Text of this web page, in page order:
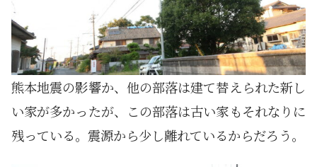
熊本地震の影響か、他の部落は建て替えられた新し
い家が多かったが、この部落は古い家もそれなりに
残っている。震源から少し離れているからだろう。